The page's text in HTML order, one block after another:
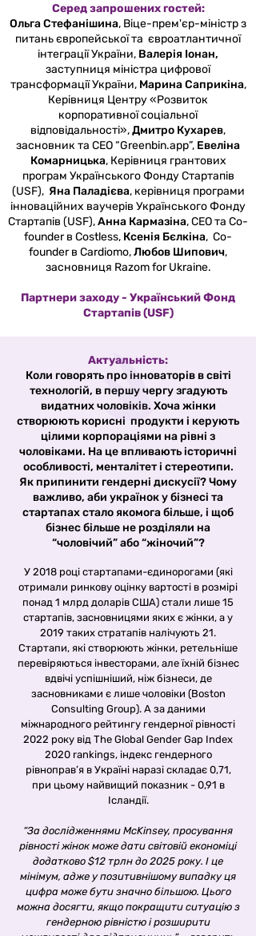
Серед запрошених гостей:
Ольга Стефанішина, Віце-прем'єр-міністр з
питань європейської та євроатлантичної
інтеграції України, Валерія Іонан,
заступниця міністра цифрової
трансформації України, Марина Саприкіна,
Керівниця Центру «Розвиток
корпоративної соціальної
відповідальності»,Дмитро Кухарев,
засновник та CEO “Greenbin.арр”, Евеліна
Комарницька, Керівниця грантових
програм Українського Фонду Стартапів
(USF), Яна Паладієва, керівниця програми
інноваційних ваучерів Українського Фонду
Стартапів (USF),Анна Кармазiна, CEO та Co-
founder в Costless, Ксенія Бєлкіна, Co-
founder в Cardiomo,Любов Шипович,
засновниця Razom for Ukraine.
Партнери заходу - Український Фонд
Стартапів (USF)
Актуальність:
Коли говорять про інноваторів в світі
технологій, в першу чергу згадують
видатних чоловіків. Хоча жінки
створюють корисні продукти і керують
цілими корпораціями на рівні з
чоловіками. На це впливають історичні
особливості, менталітет і стереотипи.
Як припинити гендерні дискусії? Чому
важливо, аби українок у бізнесі та
стартапах стало якомога більше, і щоб
бізнес більше не розділяли на
“чоловічий” або “жіночий”?
У 2018 році стартапами-єдинорогами (які
отримали ринкову оцінку вартості в розмірі
понад 1 млрд доларів США) стали лише 15
стартапів, засновницями яких є жінки, а у
2019 таких стратапів налічують 21.
Стартапи, які створюють жінки, ретельніше
перевіряються інвесторами, але їхній бізнес
вдвічі успішніший, ніж бізнеси, де
засновниками є лише чоловіки (Boston
Consulting Group). А за даними
міжнародного рейтингу гендерної рівності
2022 року від The Global Gender Gap Index
2020 rankings, індекс гендерного
рівноправ’я в Україні наразі складає 0,71,
при цьому найвищий показник - 0,91 в
Ісландії.
“За дослідженнями McKinsey, просування
рівності жінок може дати світовій економіці
додатково $12 трлн до 2025 року. І це
мінімум, адже у позитивнішому випадку ця
цифра може бути значно більшою. Цього
можна досягти, якщо покращити ситуацію з
гендерною рівністю і розширити